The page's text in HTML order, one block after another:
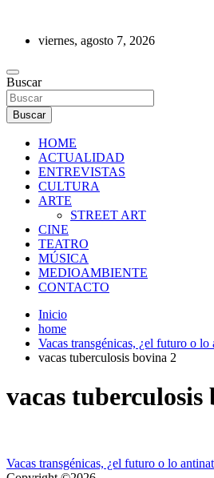
contenidoviernes, agosto 7, 2026
REVISTA DE PRENSA
Buscar
Buscar
HOME
ACTUALIDAD
ENTREVISTAS
CULTURA
ARTE
STREET ART
CINE
TEATRO
MÚSICA
MEDIOAMBIENTE
CONTACTO
Inicio
home
Vacas transgénicas, ¿el futuro o lo
vacas tuberculosis bovina 2
vacas tuberculosis
Navegación
Vacas transgénicas, ¿el futuro o lo